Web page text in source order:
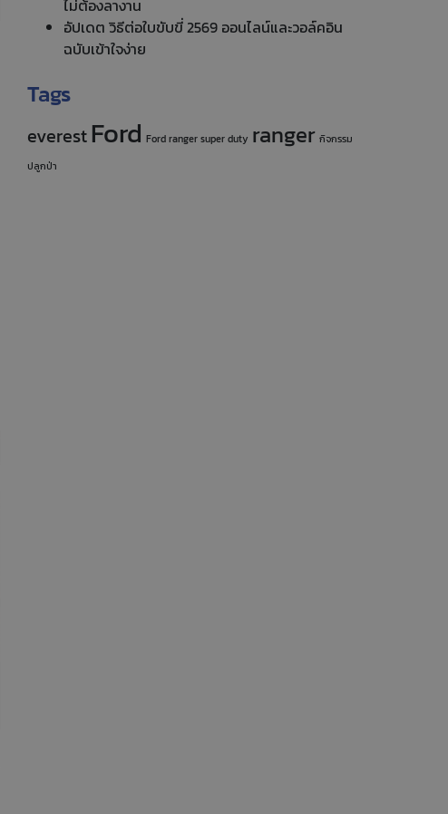
ไม่ต้องลางาน
อัปเดต วิธีต่อใบขับขี่ 2569 ออนไลน์และวอล์คอิน
ฉบับเข้าใจง่าย
Tags
everest Ford Ford ranger super duty ranger กิจกรรม
ปลูกป่า